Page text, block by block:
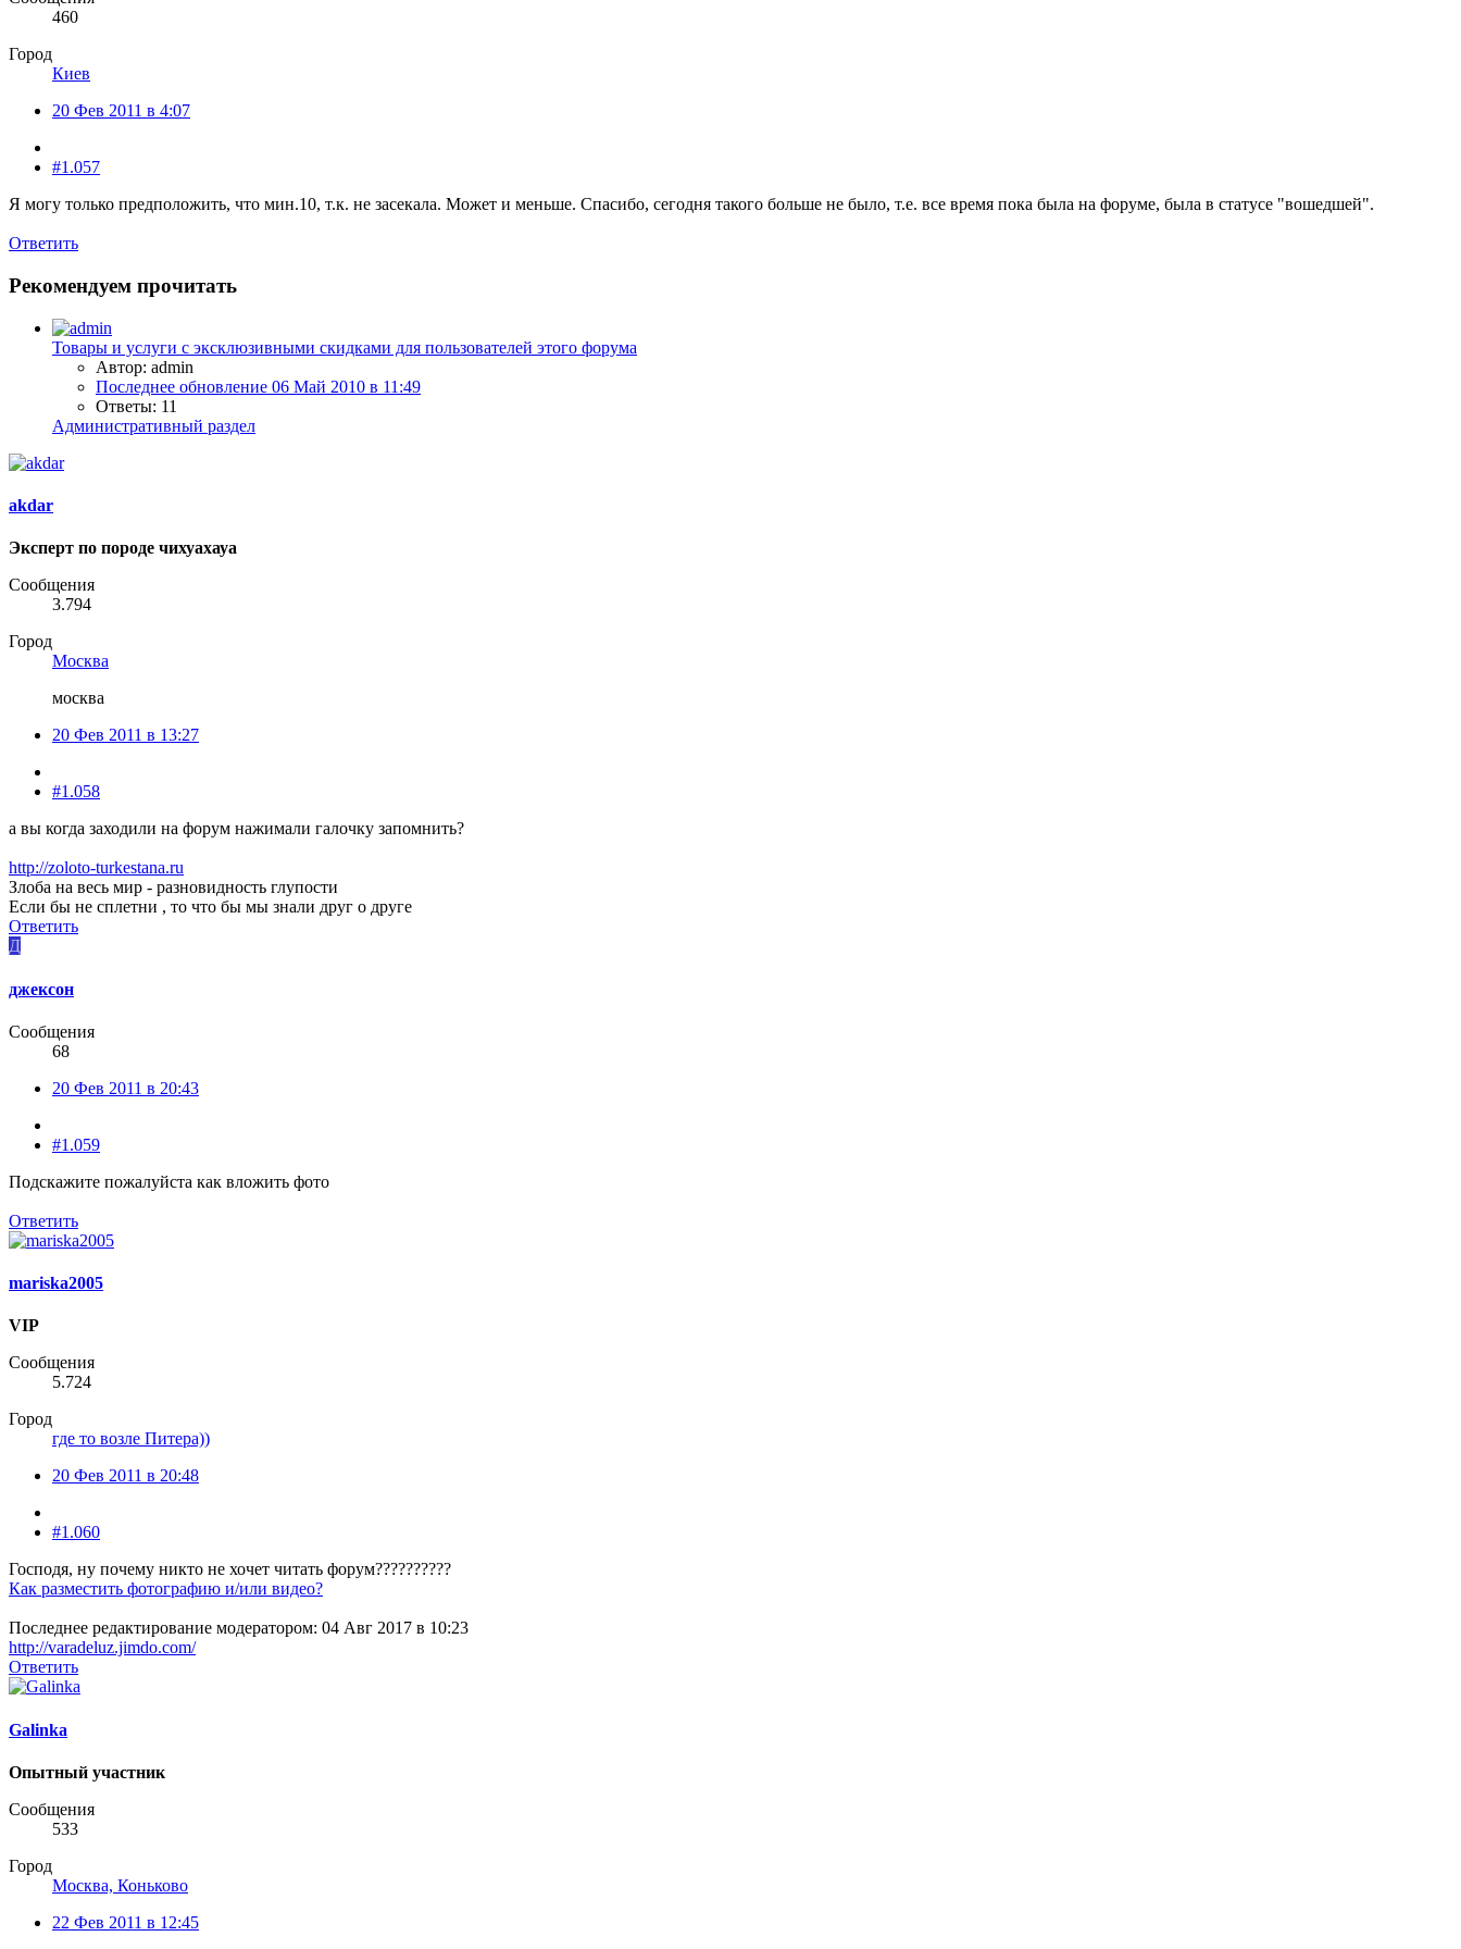
460
Город
Киев
20 Фев 2011 в 4:07
#1.057
Я могу только предположить, что мин.10, т.к. не засекала. Может и меньше. Спасибо, сегодня такого больше не было, т.е. все время пока была на форуме, была в статусе "вошедшей".
Ответить
Рекомендуем прочитать
Товары и услуги с эксклюзивными скидками для пользователей этого форума
Автор: admin
Последнее обновление 06 Май 2010 в 11:49
Ответы: 11
Административный раздел
akdar
Эксперт по породе чихуахауа
Сообщения
3.794
Город
Москва
москва
20 Фев 2011 в 13:27
#1.058
а вы когда заходили на форум нажимали галочку запомнить?
http://zoloto-turkestana.ru
Злоба на весь мир - разновидность глупости
Если бы не сплетни , то что бы мы знали друг о друге
Ответить
Д
джексон
Сообщения
68
20 Фев 2011 в 20:43
#1.059
Подскажите пожалуйста как вложить фото
Ответить
mariska2005
VIP
Сообщения
5.724
Город
где то возле Питера))
20 Фев 2011 в 20:48
#1.060
Господя, ну почему никто не хочет читать форум??????????
Как разместить фотографию и/или видео?
Последнее редактирование модератором: 04 Авг 2017 в 10:23
http://varadeluz.jimdo.com/
Ответить
Galinka
Опытный участник
Сообщения
533
Город
Москва, Коньково
22 Фев 2011 в 12:45